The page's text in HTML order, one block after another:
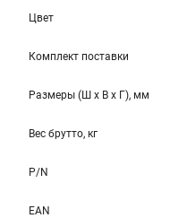
Цвет
Комплект поставки
Размеры (Ш x В x Г), мм
Вес брутто, кг
P/N
EAN